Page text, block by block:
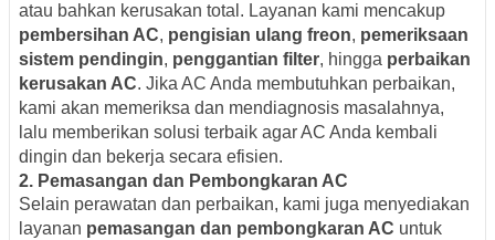
atau bahkan kerusakan total. Layanan kami mencakup
pembersihan AC, pengisian ulang freon, pemeriksaan
sistem pendingin, penggantian filter, hingga perbaikan
kerusakan AC. Jika AC Anda membutuhkan perbaikan,
kami akan memeriksa dan mendiagnosis masalahnya,
lalu memberikan solusi terbaik agar AC Anda kembali
dingin dan bekerja secara efisien.
2. Pemasangan dan Pembongkaran AC
Selain perawatan dan perbaikan, kami juga menyediakan
layanan pemasangan dan pembongkaran AC untuk